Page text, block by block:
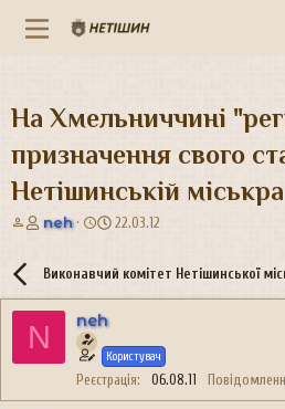
На Хмельниччині
призначення свого
Нетішинській міськра
А
о
р
е
м
neh
Д
а
с
о
р
е
22.03.12
Виконавчий комітет Нетішинської
N neh
Користувач
Реєстрація 06.08.11